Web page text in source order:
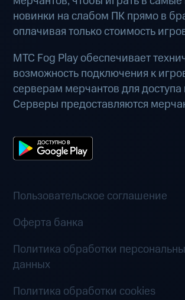
новинки на слабом ПК прямо в
оплачивая только стоимость
МТС Fog Play обеспечивает
возможность подключения к
серверам мерчантов для доступа
Серверы предоставляются
Пользовательское соглашение
Оферта банка
Политика обработки
данных
Политика обработки cookies